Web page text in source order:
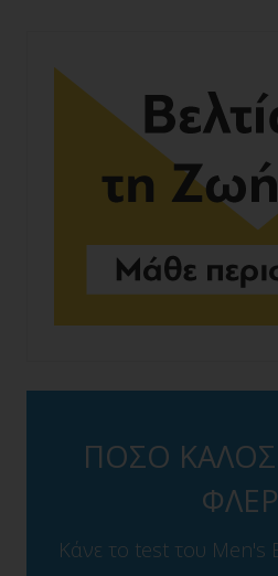
ΠΟΣΟ ΚΑΛΟΣ
Κάνε το test του Men's